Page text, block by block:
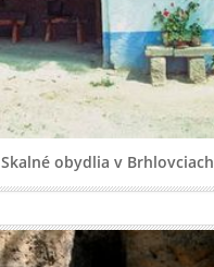
Skalné obydlia v Brhlovciach